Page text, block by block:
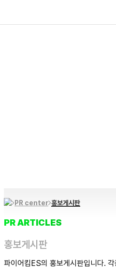
PR center 홍보게시판
PR ARTICLES
홍보게시판
파이어킴ES의 홍보게시판입니다.